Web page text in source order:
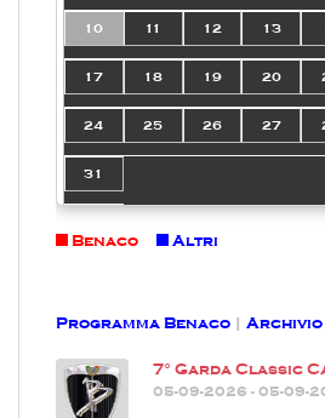
10 11 12 13
17 18 19 20
24 25 26 27
31
Benaco Altri
Programma Benaco | Archivio
7° Garda Classic
05-09-2026 - 05-09-